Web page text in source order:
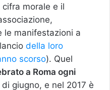
morale e il
le manifestazioni a
della loro
scorso). Quel
a Roma ogni
giugno, e nel 2017 è